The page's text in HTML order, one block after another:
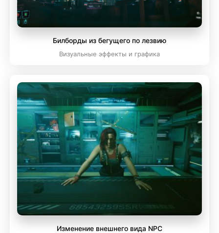
Билборды из бегущего по лезвию
Визуальные эффекты и графика
Изменение внешнего вида NPC